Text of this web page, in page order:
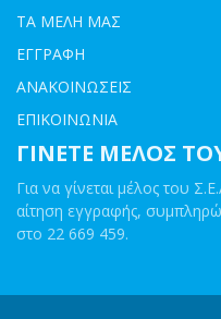
ΤΑ ΜΕΛΗ ΜΑΣ
ΕΓΓΡΑΦΗ
ΑΝΑΚΟΙΝΩΣΕΙΣ
ΕΠΙΚΟΙΝΩΝΙΑ
ΓΙΝΕΤΕ ΜΕΛΟΣ
Για να γίνεται μέλος του
αίτηση εγγραφής,
στο 22 669 459.